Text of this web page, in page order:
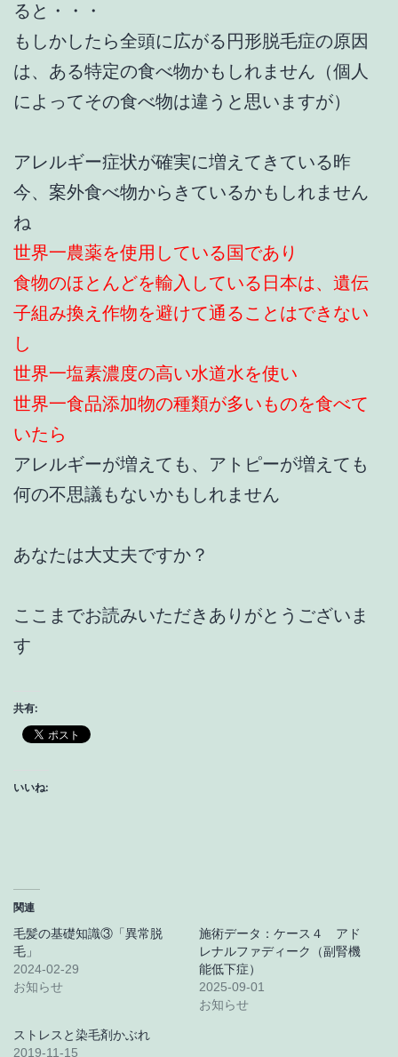
ると・・・
もしかしたら全頭に広がる円形脱毛症の原因
は、ある特定の食べ物かもしれません（個人
によってその食べ物は違うと思いますが）
アレルギー症状が確実に増えてきている昨
今、案外食べ物からきているかもしれません
ね
世界一農薬を使用している国であり
食物のほとんどを輸入している日本は、遺伝
子組み換え作物を避けて通ることはできない
し
世界一塩素濃度の高い水道水を使い
世界一食品添加物の種類が多いものを食べて
いたら
アレルギーが増えても、アトピーが増えても
何の不思議もないかもしれません
あなたは大丈夫ですか？
ここまでお読みいただきありがとうございま
す
共有:
いいね:
関連
毛髪の基礎知識③「異常脱
毛」
2024-02-29
お知らせ
施術データ：ケース４ アド
レナルファディーク（副腎機
能低下症）
2025-09-01
お知らせ
ストレスと染毛剤かぶれ
2019-11-15